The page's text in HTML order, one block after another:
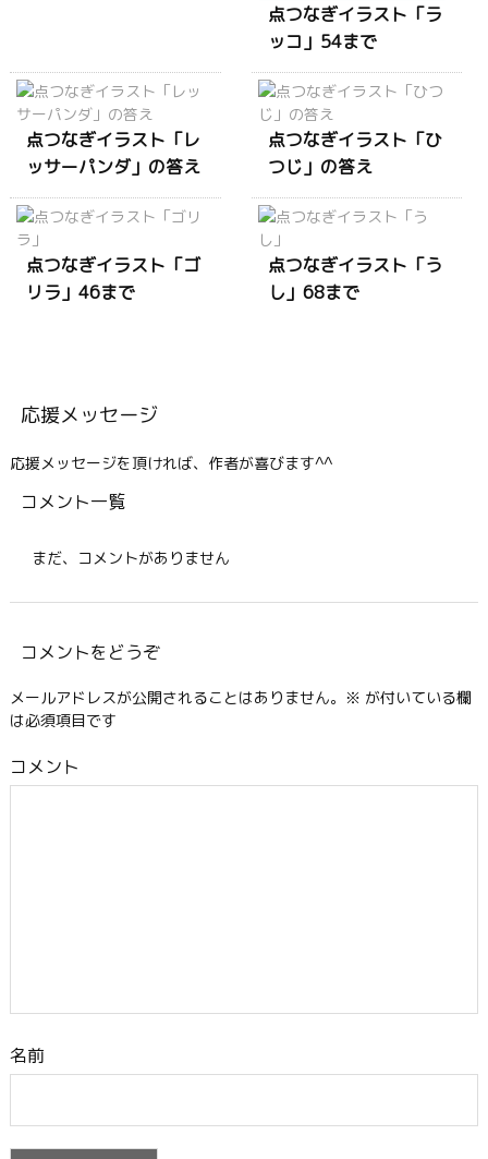
点つなぎイラスト「ラ
ッコ」54まで
点つなぎイラスト「レ
ッサーパンダ」の答え
点つなぎイラスト「ひ
つじ」の答え
点つなぎイラスト「ゴ
リラ」46まで
点つなぎイラスト「う
し」68まで
応援メッセージ
応援メッセージを頂ければ、作者が喜びます^^
コメント一覧
まだ、コメントがありません
コメントをどうぞ
メールアドレスが公開されることはありません。 ※ が付いている欄
は必須項目です
コメント
名前